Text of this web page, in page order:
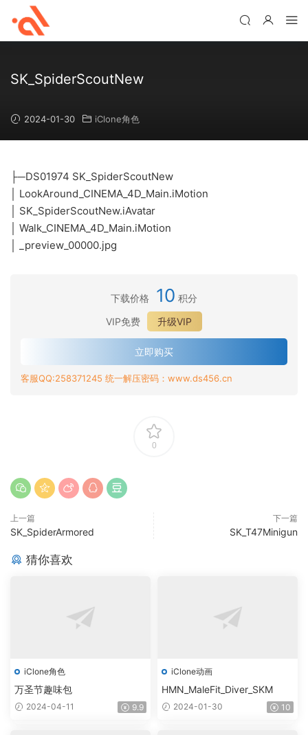
SK_SpiderScoutNew
2024-01-30 iClone角色
├─DS01974 SK_SpiderScoutNew
│ LookAround_CINEMA_4D_Main.iMotion
│ SK_SpiderScoutNew.iAvatar
│ Walk_CINEMA_4D_Main.iMotion
│ _preview_00000.jpg
下载价格 10 积分
VIP免费
升级VIP
立即购买
客服QQ:258371245 统一解压密码：www.ds456.cn
0
上一篇
SK_SpiderArmored
下一篇
SK_T47Minigun
猜你喜欢
iClone角色
万圣节趣味包
2024-04-11 9.9
iClone动画
HMN_MaleFit_Diver_SKM
2024-01-30 10